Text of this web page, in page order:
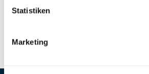
Statistiken
Marketing